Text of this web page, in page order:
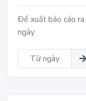
Để xuất báo cáo
ngày